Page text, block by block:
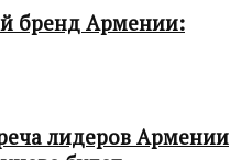
бренд Армении:
лидеров Армении